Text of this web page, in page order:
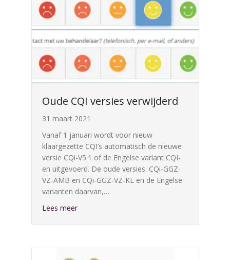
Oude CQI versies verwijderd
31 maart 2021
Vanaf 1 januari wordt voor nieuw
klaargezette CQI’s automatisch de nieuwe
versie CQi-V5.1 of de Engelse variant CQI-
en uitgevoerd. De oude versies: CQi-GGZ-
VZ-AMB en CQi-GGZ-VZ-KL en de Engelse
varianten daarvan,…
Lees meerabout Oude CQI versies verwijderd